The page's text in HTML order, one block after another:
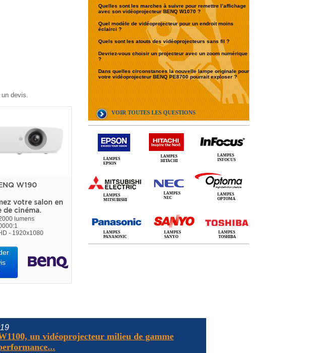
Quelles sont les marches à suivre pour remettre l’affichage
avec son vidéoprojecteur BENQ W1070 ?
Quel modèle de vidéoprojecteur pour un endroit moins
éclairci ?
Quels sont les atouts des vidéoprojecteurs sans fil ?
Devriez-vous choisir un projecteur avec un zoom numérique
?
Dans quelles circonstances la nouvelle lampe originale pour
votre vidéoprojecteur BENQ PE8700 pourrait exploser ?
VOIR TOUTES LES QUESTIONS
LAMPES
EPSON
LAMPES
HITACHI
LAMPES
INFOCUS
LAMPES
MITSUBISHI
LAMPES
NEC
LAMPES
OPTOMA
LAMPES
PANASONIC
LAMPES
SANYO
LAMPES
TOSHIBA
un devis.
W190
votre salon en
de cinéma.
lumens
- 1920x1080
un vidéoprojecteur milieu de gamme